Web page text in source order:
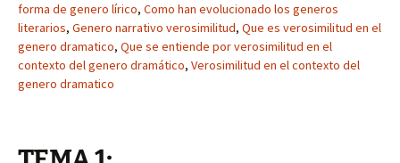
forma de genero lírico, Como han evolucionado los generos
literarios, Genero narrativo verosimilitud, Que es verosimilitud en el
genero dramatico, Que se entiende por verosimilitud en el
contexto del genero dramático, Verosimilitud en el contexto del
genero dramatico